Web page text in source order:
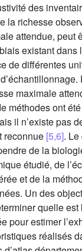
des
la richesse
attendue, peut
existant dans
de différentes
maximale
méthodes ont été
il n’existe pas
reconnue [5,6].
de la
étudié, de
et de la
Un des
quelle est
pour estimer
réalisés